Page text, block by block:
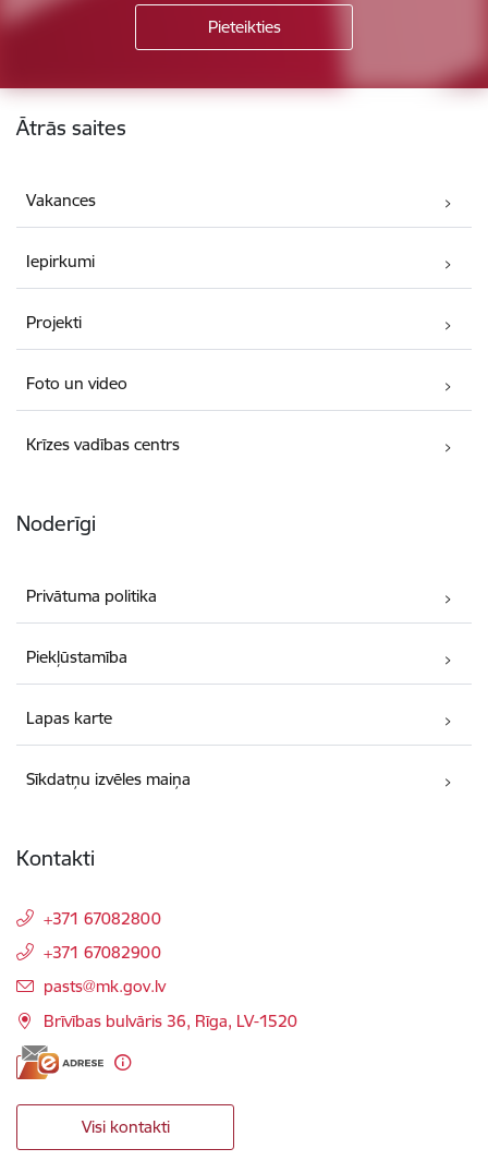
Kājene
Ātrās saites
Vakances
Iepirkumi
Projekti
Foto un video
Krīzes vadības centrs
Noderīgi
Privātuma politika
Piekļūstamība
Lapas karte
Sīkdatņu izvēles maiņa
Kontakti
+371 67082800
+371 67082900
E-pasts:
pasts@mk.gov.lv
Brīvības bulvāris 36, Rīga, LV-1520
Visi kontakti